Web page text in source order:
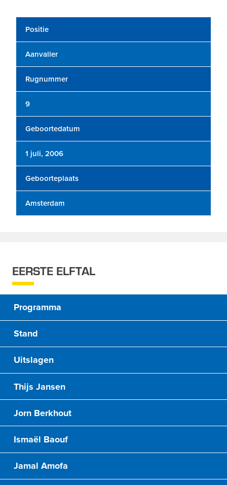
Positie
Aanvaller
Rugnummer
9
Geboortedatum
1 juli, 2006
Geboorteplaats
Amsterdam
EERSTE ELFTAL
Programma
Stand
Uitslagen
Thijs Jansen
Jorn Berkhout
Ismaël Baouf
Jamal Amofa